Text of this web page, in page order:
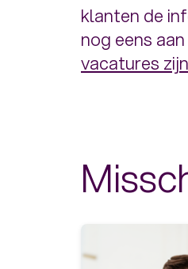
klanten de
nog eens
vacatures